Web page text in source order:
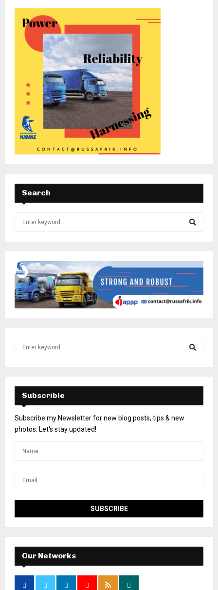
Search
Subscrible
Subscribe my Newsletter for new blog posts, tips & new
photos. Let's stay updated!
Our Networks